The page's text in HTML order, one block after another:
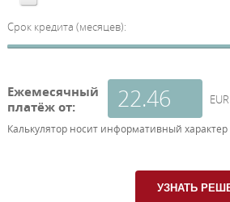
Срок кредита (месяцев):
Ежемесячный
платёж от:
EUR
Калькулятор носит информативный характер